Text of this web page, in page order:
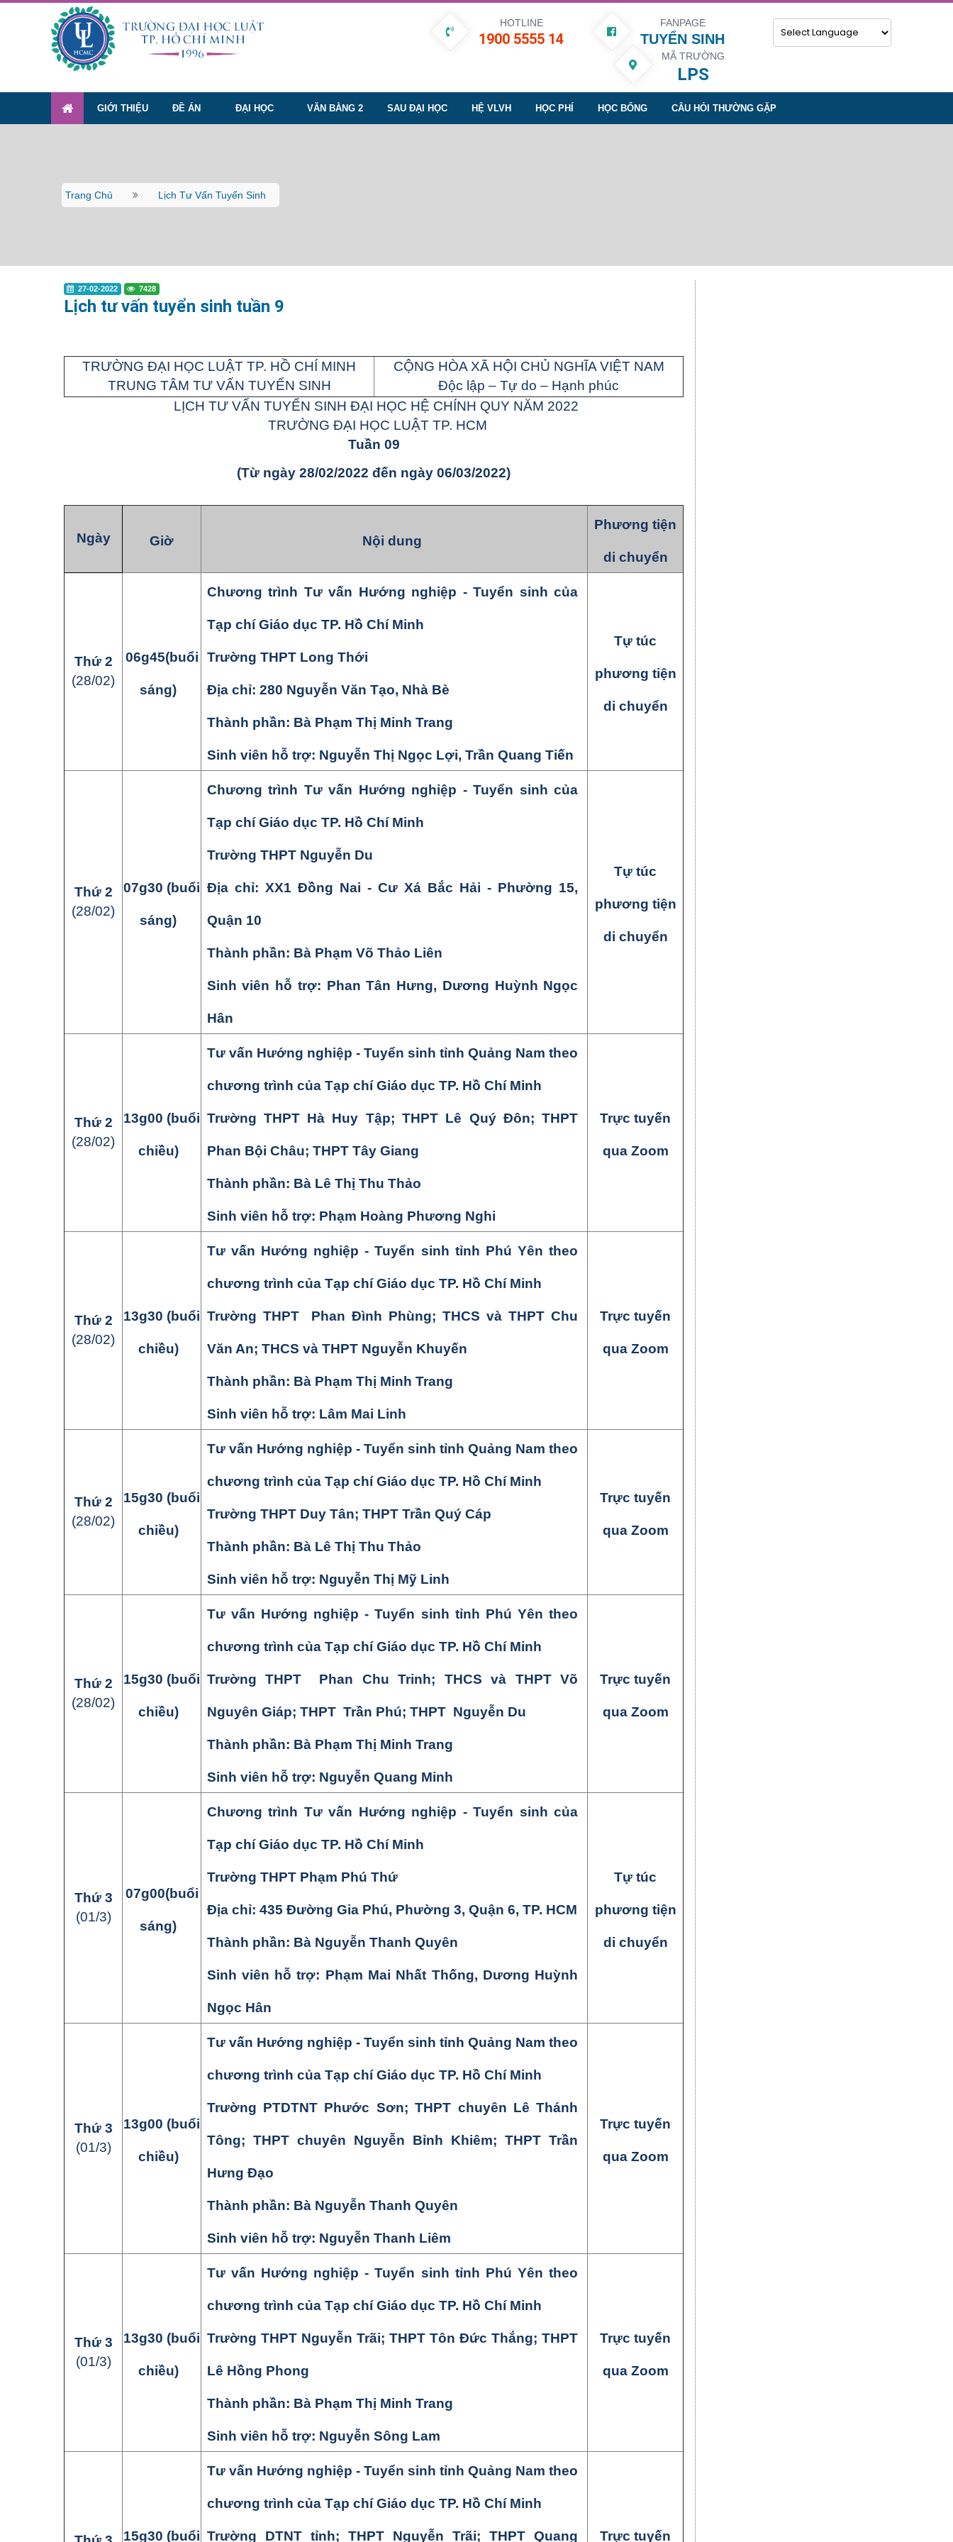
FANPAGE
TUYỂN SINH
HOTLINE
1900 5555 14
MÃ TRƯỜNG
LPS
GIỚI THIỆU ĐỀ ÁN ĐẠI HỌC VĂN BẰNG 2 SAU ĐẠI HỌC HỆ VLVH HỌC PHÍ HỌC BỔNG CÂU HỎI THƯỜNG GẶP
Trang Chủ Lịch Tư Vấn Tuyển Sinh
27-02-2022 7428
Lịch tư vấn tuyển sinh tuần 9
TRƯỜNG ĐẠI HỌC LUẬT TP. HỒ CHÍ MINH
TRUNG TÂM TƯ VẤN TUYỂN SINH
CỘNG HÒA XÃ HỘI CHỦ NGHĨA VIỆT NAM
Độc lập – Tự do – Hạnh phúc
LỊCH TƯ VẤN TUYỂN SINH ĐẠI HỌC HỆ CHÍNH QUY NĂM 2022
TRƯỜNG ĐẠI HỌC LUẬT TP. HCM
Tuần 09
(Từ ngày28/02/2022 đến ngày06/03/2022)
Ngày Giờ Nội dung
Phương tiện
di chuyển
Thứ 2
(28/02)
06g45(buổi
sáng)
Chương trình Tư vấn Hướng nghiệp - Tuyển sinh của
Tạp chí Giáo dục TP. Hồ Chí Minh
Trường THPTLong Thới
Địa chỉ: 280 Nguyễn Văn Tạo, Nhà Bè
Thành phần: Bà Phạm Thị Minh Trang
Sinh viên hỗ trợ: Nguyễn Thị Ngọc Lợi, Trần Quang Tiến
Tự túc
phương tiện
di chuyển
Thứ 2
(28/02)
07g30 (buổi
sáng)
Chương trình Tư vấn Hướng nghiệp - Tuyển sinh của
Tạp chí Giáo dục TP. Hồ Chí Minh
Trường THPTNguyễn Du
Địa chỉ: XX1 Đồng Nai - Cư Xá Bắc Hải - Phường 15,
Quận 10
Thành phần: Bà Phạm Võ Thảo Liên
Sinh viên hỗ trợ: Phan Tân Hưng, Dương Huỳnh Ngọc
Hân
Tự túc
phương tiện
di chuyển
Thứ 2
(28/02)
13g00 (buổi
chiều)
Tư vấn Hướng nghiệp - Tuyển sinh tỉnh Quảng Nam theo
chương trình củaTạp chí Giáo dục TP. Hồ Chí Minh
Trường THPT Hà Huy Tập;THPT Lê Quý Đôn;THPT
Phan Bội Châu; THPT Tây Giang
Thành phần: Bà Lê Thị Thu Thảo
Sinh viên hỗ trợ: Phạm Hoàng Phương Nghi
Trực tuyến
qua Zoom
Thứ 2
(28/02)
13g30 (buổi
chiều)
Tư vấn Hướng nghiệp - Tuyển sinh tỉnh Phú Yên theo
chương trình củaTạp chí Giáo dục TP. Hồ Chí Minh
Trường THPT Phan Đình Phùng; THCS và THPT Chu
Văn An; THCS và THPT Nguyễn Khuyến
Thành phần: Bà Phạm Thị Minh Trang
Sinh viên hỗ trợ: Lâm Mai Linh
Trực tuyến
qua Zoom
Thứ 2
(28/02)
15g30 (buổi
chiều)
Tư vấn Hướng nghiệp - Tuyển sinh tỉnh Quảng Nam theo
chương trình củaTạp chí Giáo dục TP. Hồ Chí Minh
Trường THPT Duy Tân; THPT Trần Quý Cáp
Thành phần: Bà Lê Thị Thu Thảo
Sinh viên hỗ trợ: Nguyễn Thị Mỹ Linh
Trực tuyến
qua Zoom
Thứ 2
(28/02)
15g30 (buổi
chiều)
Tư vấn Hướng nghiệp - Tuyển sinh tỉnh Phú Yên theo
chương trình củaTạp chí Giáo dục TP. Hồ Chí Minh
Trường THPT Phan Chu Trinh; THCS và THPT Võ
Nguyên Giáp; THPT Trần Phú; THPT Nguyễn Du
Thành phần: Bà Phạm Thị Minh Trang
Sinh viên hỗ trợ: Nguyễn Quang Minh
Trực tuyến
qua Zoom
Thứ 3
(01/3)
07g00(buổi
sáng)
Chương trình Tư vấn Hướng nghiệp - Tuyển sinh của
Tạp chí Giáo dục TP. Hồ Chí Minh
Trường THPT Phạm Phú Thứ
Địa chỉ: 435 Đường Gia Phú, Phường 3, Quận 6, TP. HCM
Thành phần: Bà Nguyễn Thanh Quyên
Sinh viên hỗ trợ: Phạm Mai Nhất Thống, Dương Huỳnh
Ngọc Hân
Tự túc
phương tiện
di chuyển
Thứ 3
(01/3)
13g00 (buổi
chiều)
Tư vấn Hướng nghiệp - Tuyển sinh tỉnh Quảng Nam theo
chương trình củaTạp chí Giáo dục TP. Hồ Chí Minh
Trường PTDTNT Phước Sơn;THPT chuyên Lê Thánh
Tông; THPT chuyên Nguyễn Bỉnh Khiêm;THPT Trần
Hưng Đạo
Thành phần: Bà Nguyễn Thanh Quyên
Sinh viên hỗ trợ: Nguyễn Thanh Liêm
Trực tuyến
qua Zoom
Thứ 3
(01/3)
13g30 (buổi
chiều)
Tư vấn Hướng nghiệp - Tuyển sinh tỉnh Phú Yên theo
chương trình củaTạp chí Giáo dục TP. Hồ Chí Minh
Trường THPT Nguyễn Trãi; THPT Tôn Đức Thắng; THPT
Lê Hồng Phong
Thành phần: Bà Phạm Thị Minh Trang
Sinh viên hỗ trợ: Nguyễn Sông Lam
Trực tuyến
qua Zoom
15g30 (buổi
Tư vấn Hướng nghiệp - Tuyển sinh tỉnh Quảng Nam theo
chương trình củaTạp chí Giáo dục TP. Hồ Chí Minh
Trường DTNT tỉnh; THPT Nguyễn Trãi;THPT Quang Trực tuyến